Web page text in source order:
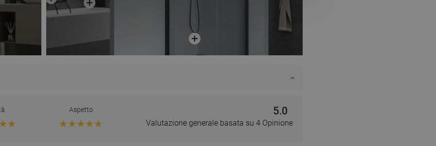
Aspetto 5.0
Valutazione generale basata su 4 Opinione